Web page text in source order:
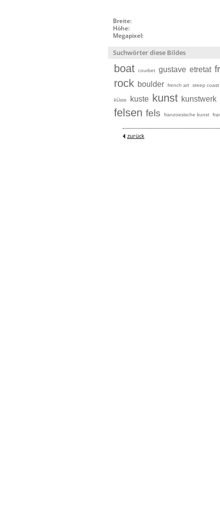
Breite:
Höhe:
Megapixel:
Suchwörter diese Bildes
boat courbet gustave etretat
rock boulder french art steep coast
kÜste kuste kunst kunstwerk
felsen fels franzoesische kunst
zurück